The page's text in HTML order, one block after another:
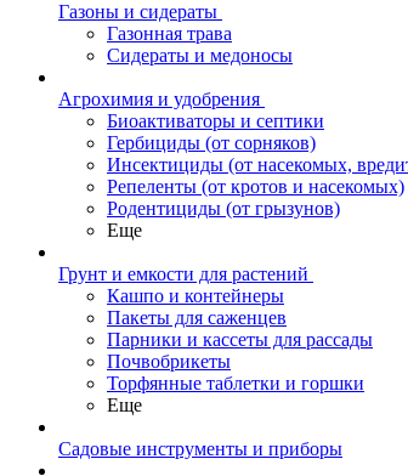
Газоны и сидераты
Газонная трава
Сидераты и медоносы
Агрохимия и удобрения
Биоактиваторы и септики
Гербициды (от сорняков)
Инсектициды (от насекомых,
Репеленты (от кротов и насекомых)
Родентициды (от грызунов)
Еще
Грунт и емкости для растений
Кашпо и контейнеры
Пакеты для саженцев
Парники и кассеты для рассады
Почвобрикеты
Торфянные таблетки и горшки
Еще
Садовые инструменты и приборы